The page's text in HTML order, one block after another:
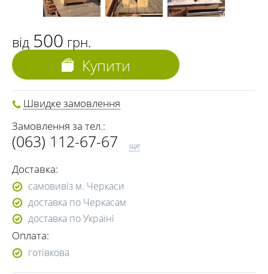
від 500 грн.
Купити
Швидке замовлення
Замовлення за тел.:
(063) 112-67-67
(0472) 56-15-53
(093) 183-13-33
(098) 304-21-83
(066) 774-40-77
ще
Доставка:
самовивіз м. Черкаси
доставка по Черкасам
доставка по Україні
Оплата:
готівкова